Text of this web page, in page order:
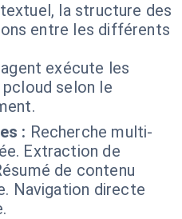
la structure des
entre les différents
exécute les
selon le
: Recherche multi-
Extraction de
de contenu
Navigation directe